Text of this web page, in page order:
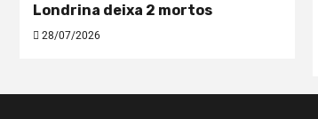
Londrina deixa 2 mortos
28/07/2026